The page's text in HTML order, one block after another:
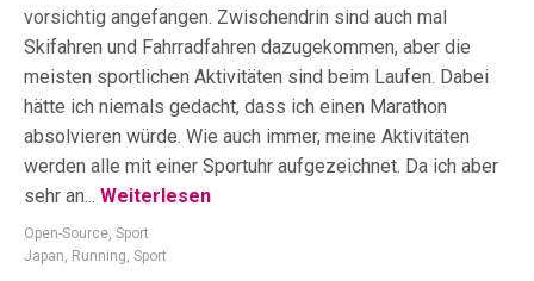
vorsichtig angefangen. Zwischendrin sind auch mal
Skifahren und Fahrradfahren dazugekommen, aber die
meisten sportlichen Aktivitäten sind beim Laufen. Dabei
hätte ich niemals gedacht, dass ich einen Marathon
absolvieren würde. Wie auch immer, meine Aktivitäten
werden alle mit einer Sportuhr aufgezeichnet. Da ich aber
sehr an... Weiterlesen
Open-Source, Sport
Japan, Running, Sport